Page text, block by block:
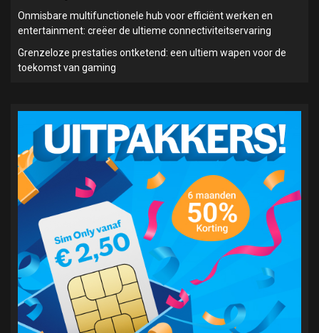
Onmisbare multifunctionele hub voor efficiënt werken en
entertainment: creëer de ultieme connectiviteitservaring
Grenzeloze prestaties ontketend: een ultiem wapen voor de
toekomst van gaming